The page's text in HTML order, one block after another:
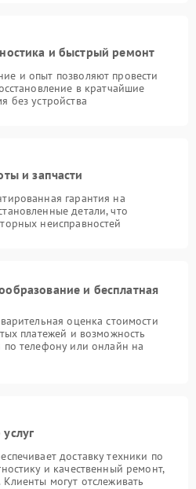
и быстрый ремонт
и опыт позволяют провести
в кратчайшие
без устройства
и запчасти
гарантия на
детали, что
неисправностей
и бесплатная
оценка стоимости
платежей и возможность
по телефону или онлайн на
доставку техники по
и качественный ремонт,
могут отслеживать